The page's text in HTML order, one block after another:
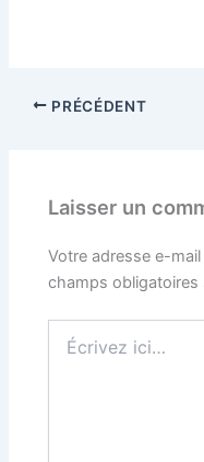
PRÉCÉDENT
Laisser un
Votre adresse e-
champs
ici…